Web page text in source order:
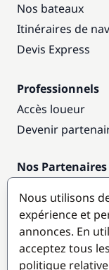
Nos bateaux
Itinéraires de
Devis Express
Professionnels
Accès loueur
Devenir
Nos Partenaires
Destinations
Nous utilisons
expérience et
annonces. En
acceptez tous
politique